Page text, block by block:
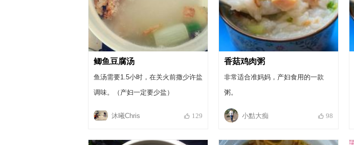
鲫鱼豆腐汤
鱼汤需要1.5小时，在关火前撒少许盐
调味。（产妇一定要少盐）
沐曦Chris 129
香菇鸡肉粥
非常适合准妈妈，产妇食用的一款
粥。
小黠大痴 98